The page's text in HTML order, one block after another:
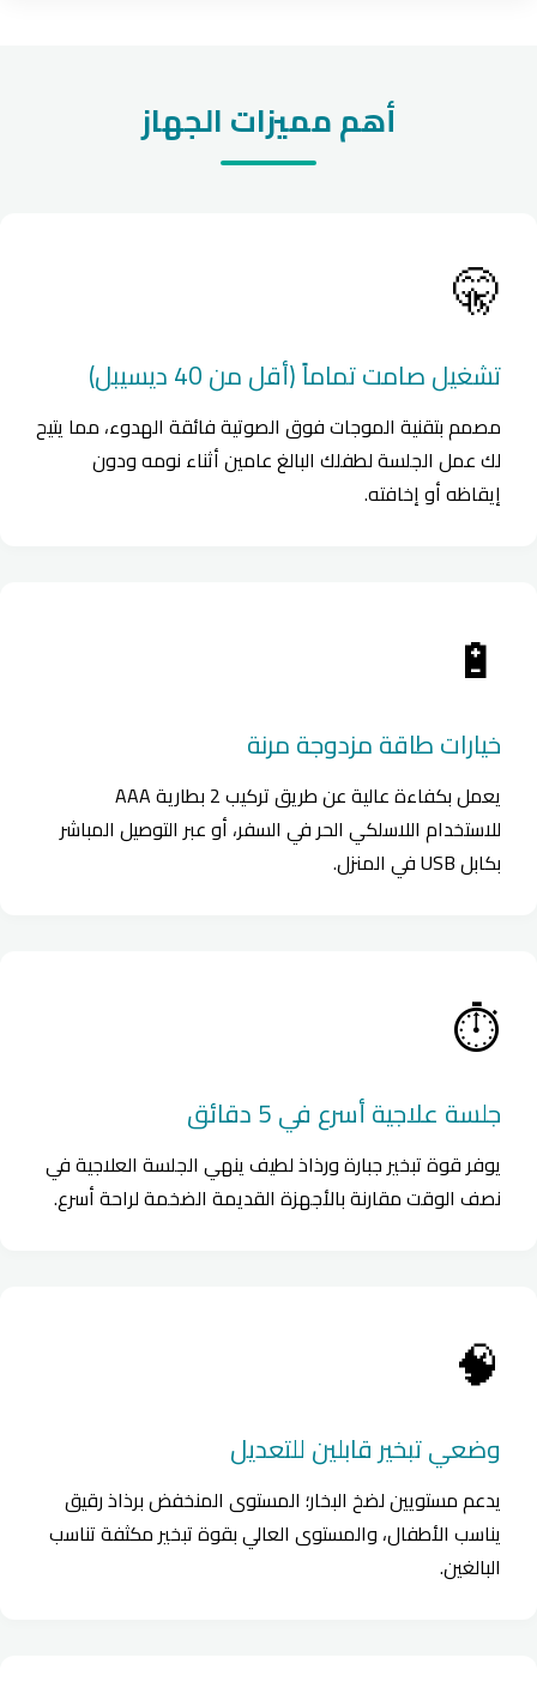
أهم مميزات الجهاز
🤫
تشغيل صامت تماماً (أقل من 40 ديسيبل)
مصمم بتقنية الموجات فوق الصوتية فائقة الهدوء، مما يتيح
لك عمل الجلسة لطفلك البالغ عامين أثناء نومه ودون
إيقاظه أو إخافته.
🔋
خيارات طاقة مزدوجة مرنة
يعمل بكفاءة عالية عن طريق تركيب 2 بطارية AAA
للاستخدام اللاسلكي الحر في السفر، أو عبر التوصيل المباشر
بكابل USB في المنزل.
⏱️
جلسة علاجية أسرع في 5 دقائق
يوفر قوة تبخير جبارة ورذاذ لطيف ينهي الجلسة العلاجية في
نصف الوقت مقارنة بالأجهزة القديمة الضخمة لراحة أسرع.
🧠
وضعي تبخير قابلين للتعديل
يدعم مستويين لضخ البخار؛ المستوى المنخفض برذاذ رقيق
يناسب الأطفال، والمستوى العالي بقوة تبخير مكثفة تناسب
البالغين.